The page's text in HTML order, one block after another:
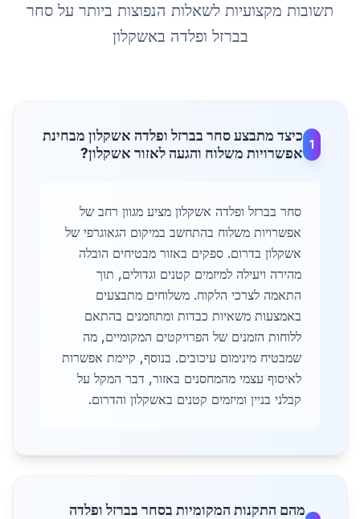
תשובות מקצועיות לשאלות הנפוצות ביותר על סחר
בברזל ופלדה באשקלון
1
כיצד מתבצע סחר בברזל ופלדה אשקלון מבחינת
אפשרויות משלוח והגעה לאזור אשקלון?
סחר בברזל ופלדה אשקלון מציע מגוון רחב של
אפשרויות משלוח בהתחשב במיקום הגאוגרפי של
אשקלון בדרום. ספקים באזור מבטיחים הובלה
מהירה ויעילה למיזמים קטנים וגדולים, תוך
התאמה לצרכי הלקוח. משלוחים מתבצעים
באמצעות משאיות כבדות ומתוזמנים בהתאם
ללוחות הזמנים של הפרויקטים המקומיים, מה
שמבטיח מינימום עיכובים. בנוסף, קיימת אפשרות
לאיסוף עצמי מהמחסנים באזור, דבר המקל על
קבלני בניין ומיזמים קטנים באשקלון והדרום.
מהם התקנות המקומיות בסחר בברזל ופלדה